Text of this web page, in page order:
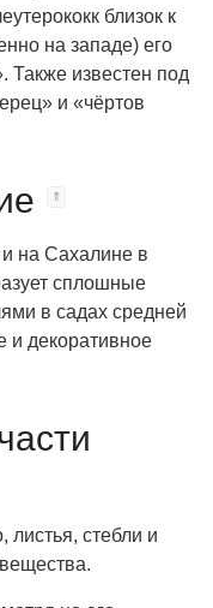
близок к
на западе) его
Также известен под
и «чёртов
на Сахалине в
сплошные
в садах средней
и декоративное
листья, стебли и